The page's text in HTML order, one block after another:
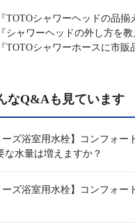
TOTOシャワーヘッドの品揃
『シャワーヘッドの外し方を教
『TOTOシャワーホースに市
なQ&Aも見ています
ーズ浴室用水栓】コンフォ
水量は増えますか？
ーズ浴室用水栓】コンフォ